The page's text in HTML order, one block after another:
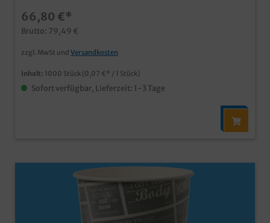
FettdichtigkeitPapier aus zertifizierter Forstwirtschaft
auch individuell bedruckbar, fragen Sie einfach unseren
Kundenservice
66,80 €*
Brutto: 79,49 €
zzgl. MwSt und Versandkosten
Inhalt: 1000 Stück (0,07 €* / 1 Stück)
Sofort verfügbar, Lieferzeit: 1-3 Tage